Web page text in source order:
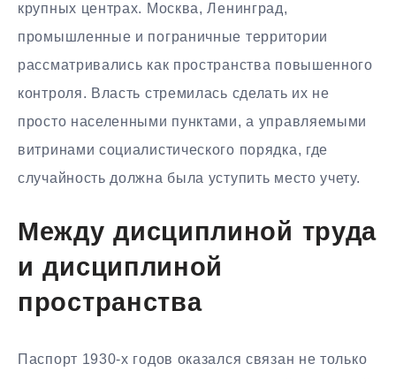
крупных центрах. Москва, Ленинград,
промышленные и пограничные территории
рассматривались как пространства повышенного
контроля. Власть стремилась сделать их не
просто населенными пунктами, а управляемыми
витринами социалистического порядка, где
случайность должна была уступить место учету.
Между дисциплиной труда
и дисциплиной
пространства
Паспорт 1930-х годов оказался связан не только